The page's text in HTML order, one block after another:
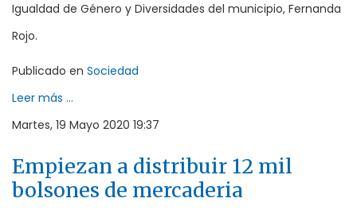
Igualdad de Género y Diversidades del municipio, Fernanda
Rojo.
Publicado en Sociedad
Leer más ...
Martes, 19 Mayo 2020 19:37
Empiezan a distribuir 12 mil
bolsones de mercaderia